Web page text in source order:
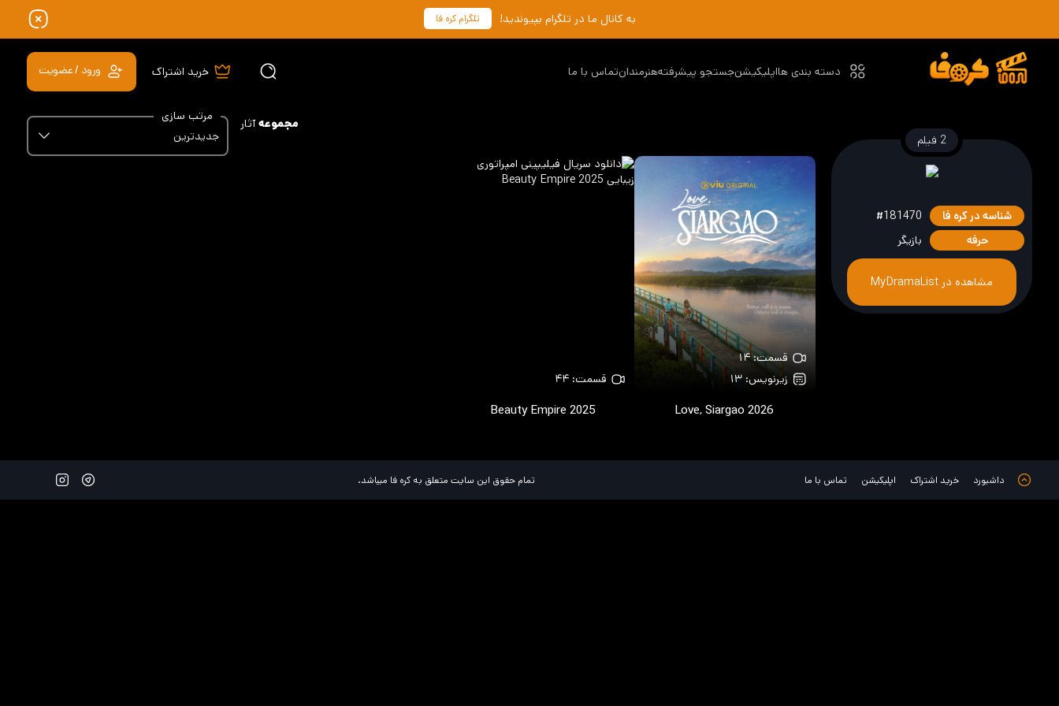
به کانال ما در تلگرام بپیوندید! تلگرام کره فا
دسته بندی هااپلیکیشنجستجو پیشرفتههنرمندانتماس با ما خرید اشتراک ورود / عضویت
2 فیلم
شناسه در کره فا
#181470
حرفه
بازیگر
مشاهده در MyDramaList
مجموعهآثار
مرتب سازی
جدیدترین
قسمت: ۱۴
زیرنویس: ۱۳
Love, Siargao2026
قسمت: ۴۴
Beauty Empire2025
داشبورد خرید اشتراک اپلیکیشن تماس با ما تمام حقوق این سایت متعلق به کره فا میباشد.